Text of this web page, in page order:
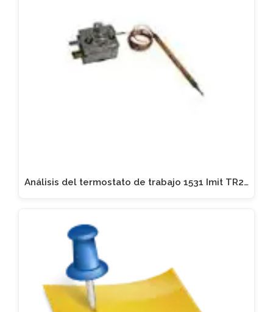
Análisis del termostato de trabajo 1531 Imit TR2…